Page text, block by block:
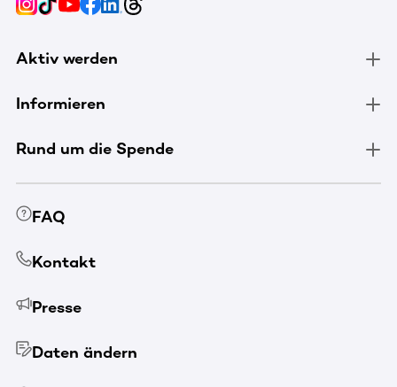
Aktiv werden
Informieren
Rund um die Spende
FAQ
Kontakt
Presse
Daten ändern